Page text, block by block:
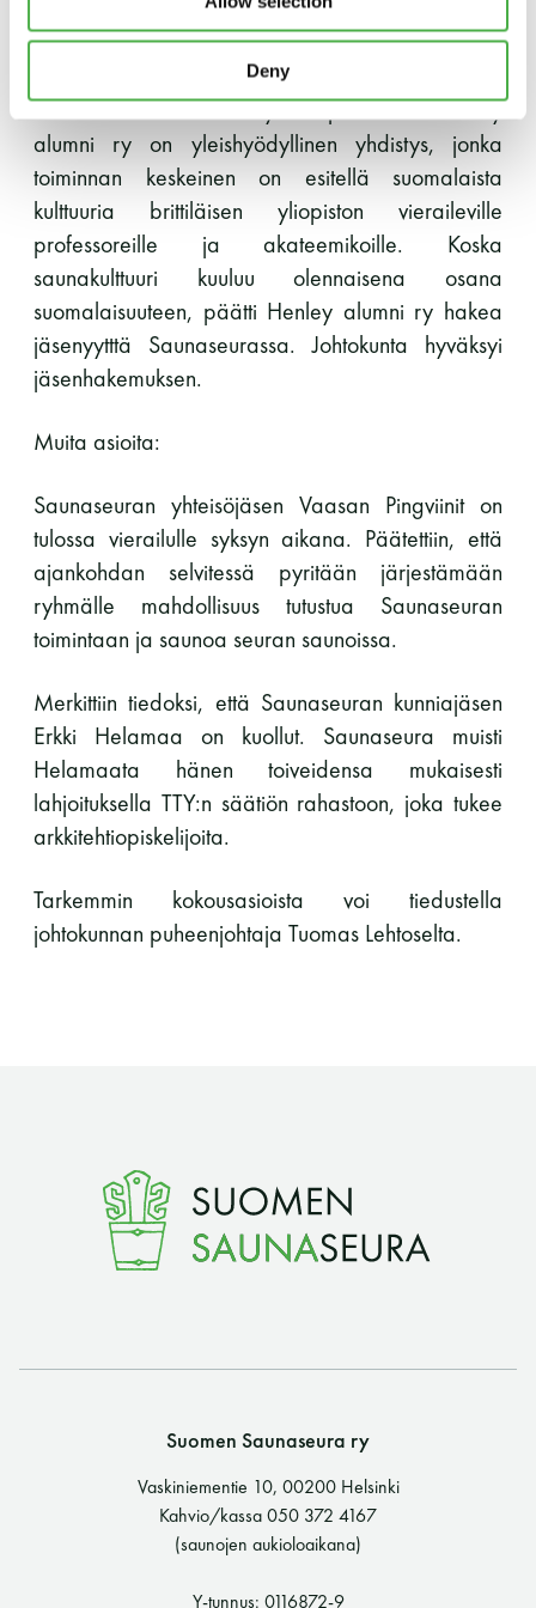
Deny
LUE LISÄÄ
julkaistaan lokakuussa.
Yhteisöjäsenhakemus. Henley alumni ry. on
hakenut Saunaseuran yhteisöjäseneksi. Henley
alumni ry on yleishyödyllinen yhdistys, jonka
toiminnan keskeinen on esitellä suomalaista
kulttuuria brittiläisen yliopiston vieraileville
professoreille ja akateemikoille. Koska
saunakulttuuri kuuluu olennaisena osana
suomalaisuuteen, päätti Henley alumni ry hakea
jäsenyytttä Saunaseurassa. Johtokunta hyväksyi
jäsenhakemuksen.
Muita asioita:
Saunaseuran yhteisöjäsen Vaasan Pingviinit on
tulossa vierailulle syksyn aikana. Päätettiin, että
ajankohdan selvitessä pyritään järjestämään
ryhmälle mahdollisuus tutustua Saunaseuran
toimintaan ja saunoa seuran saunoissa.
Merkittiin tiedoksi, että Saunaseuran kunniajäsen
Erkki Helamaa on kuollut. Saunaseura muisti
Helamaata hänen toiveidensa mukaisesti
lahjoituksella TTY:n säätiön rahastoon, joka tukee
arkkitehtiopiskelijoita.
Tarkemmin kokousasioista voi tiedustella
johtokunnan puheenjohtaja Tuomas Lehtoselta.
Suomen Saunaseura ry
Vaskiniementie 10, 00200 Helsinki
Kahvio/kassa 050 372 4167
(saunojen aukioloaikana)
Y-tunnus: 0116872-9